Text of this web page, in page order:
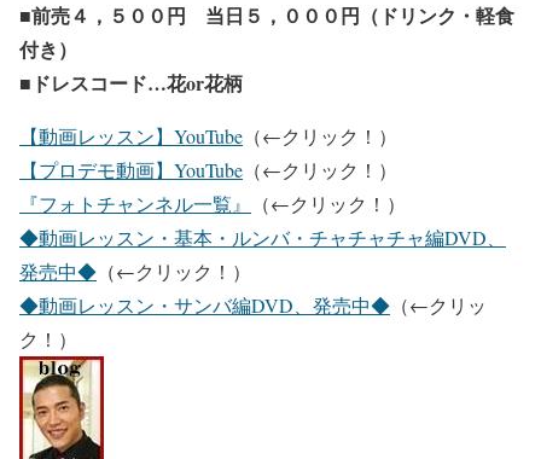
■前売４，５００円 当日５，０００円（ドリンク・軽食
付き）
■ドレスコード…花or花柄
【動画レッスン】YouTube （←クリック！）
【プロデモ動画】YouTube （←クリック！）
『フォトチャンネル一覧』
（←クリック！）
◆動画レッスン・基本・ルンバ・チャチャチャ編DVD、
発売中◆ （←クリック！）
◆動画レッスン・サンバ編DVD、発売中◆ （←クリッ
ク！）